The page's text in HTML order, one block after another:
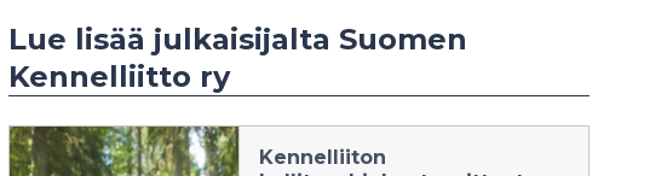
Lue lisää julkaisijalta Suomen
Kennelliitto ry
Kennelliiton